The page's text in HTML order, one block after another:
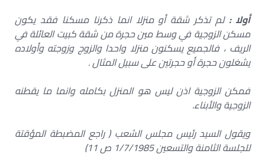
أولا : لم تذكر شقة أو منزلا انما ذكرنا مسكنا فقد يكون
مسکن الزوجية في وسط مين حجرة من شقة كبيت العائلة في
الريف ، فالجميع يسكنون منزلا واحدا والزوج وزوجته وأولاده
يشغلون حجرة أو حجرتين على سبيل المثال .
فمكن الزوجية اذن ليس هو المنزل بكامله وانما ما يقطنه
الزوجية والأبناء.
ويقول السيد رئيس مجلس الشعب ( راجع المضبطة المؤقتة
للجلسة الثامنة والتسعين 1/7/1985 ص 11)